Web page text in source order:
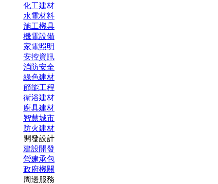
化工建材
水電材料
施工機具
機電設備
家電照明
安控資訊
消防安全
綠色建材
節能工程
衛浴建材
廚具建材
智慧城市
防火建材
開發設計
建設開發
營建承包
政府機關
周邊服務